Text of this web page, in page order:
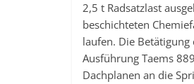
2,5 t Radsatzlast
beschichteten
laufen. Die
Ausführung Taems
Dachplanen an die